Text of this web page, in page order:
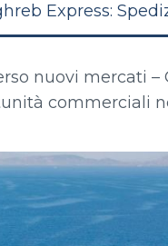
Express:
nuovi mercati
commerciali